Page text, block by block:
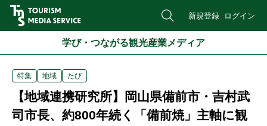
新規登録 ログイン
学び・つながる観光産業メディア
特集 地域 たび
【地域連携研究所】岡山県備前市・吉村武
司市長、約800年続く「備前焼」主軸に観